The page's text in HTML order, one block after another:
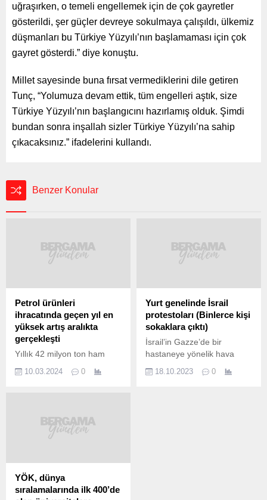
uğraşırken, o temeli engellemek için de çok gayretler
gösterildi, şer güçler devreye sokulmaya çalışıldı, ülkemiz
düşmanları bu Türkiye Yüzyılı’nın başlamaması için çok
gayret gösterdi.” diye konuştu.
Millet sayesinde buna fırsat vermediklerini dile getiren
Tunç, “Yolumuza devam ettik, tüm engelleri aştık, size
Türkiye Yüzyılı’nın başlangıcını hazırlamış olduk. Şimdi
bundan sonra inşallah sizler Türkiye Yüzyılı’na sahip
çıkacaksınız.” ifadelerini kullandı.
Benzer Konular
Petrol ürünleri
ihracatında geçen yıl en
yüksek artış aralıkta
gerçekleşti
Yıllık 42 milyon ton ham
sahip Türkiye, 2023’te
Enerji Piyasası Düzenleme
Kurumu (EPDK) verilerine
ham petrol ithalatı 31,4
milyon ton, petrol ürünleri
üretimi 36,5 milyon ton,
petrol ürünleri ihracatı ise
10.03.2024 0
Yurt genelinde İsrail
protestoları (Binlerce kişi
sokaklara çıktı)
İsrail’in Gazze’de bir
hastaneye yönelik hava
genelinde binlerce kişi
18.10.2023 0
YÖK, dünya
sıralamalarında ilk 400’de